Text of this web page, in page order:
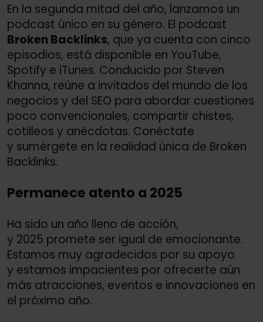
En la segunda mitad del año, lanzamos un
podcast único en su género. El podcast
Broken Backlinks, que ya cuenta con cinco
episodios, está disponible en YouTube,
Spotify e iTunes. Conducido por Steven
Khanna, reúne a invitados del mundo de los
negocios y del SEO para abordar cuestiones
poco convencionales, compartir chistes,
cotilleos y anécdotas. Conéctate
y sumérgete en la realidad única de Broken
Backlinks.
Permanece atento a 2025
Ha sido un año lleno de acción,
y 2025 promete ser igual de emocionante.
Estamos muy agradecidos por su apoyo
y estamos impacientes por ofrecerte aún
más atracciones, eventos e innovaciones en
el próximo año.